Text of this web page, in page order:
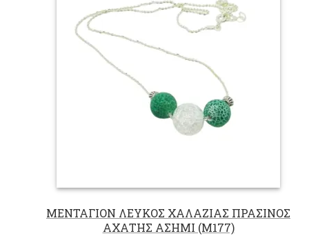
επιλογές
μπορούν
επιλεγούν
στη
σελίδα
του
προϊόντος
ΜΕΝΤΑΓΙΟΝ ΛΕΥΚΟΣ ΧΑΛΑΖΙΑΣ ΠΡΑΣΙΝΟΣ
ΑΧΑΤΗΣ ΑΣΗΜΙ (M177)